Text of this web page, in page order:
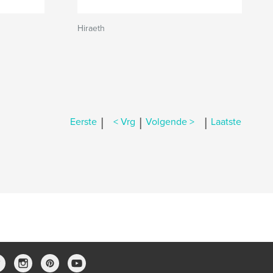
Hiraeth
Eerste | < Vrg | Volgende > | Laatste